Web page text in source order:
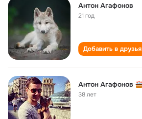
Антон Агафонов
21 год
Добавить в друзья
Антон Агафонов
38 лет